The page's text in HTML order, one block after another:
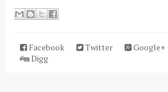
Facebook Twitter Google+
Digg